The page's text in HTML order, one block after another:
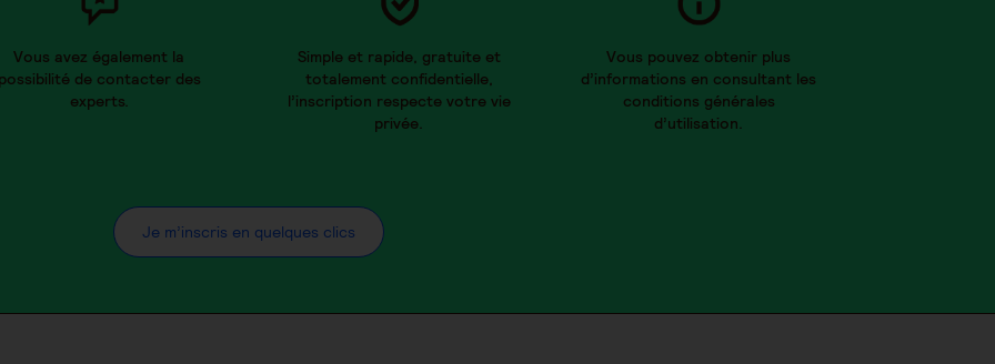
Vous avez également la
possibilité de contacter des
experts.
Simple et rapide, gratuite et
totalement confidentielle,
l’inscription respecte votre vie
privée.
Vous pouvez obtenir plus
d’informations en consultant les
conditions générales
d’utilisation.
Je m’inscris en quelques clics